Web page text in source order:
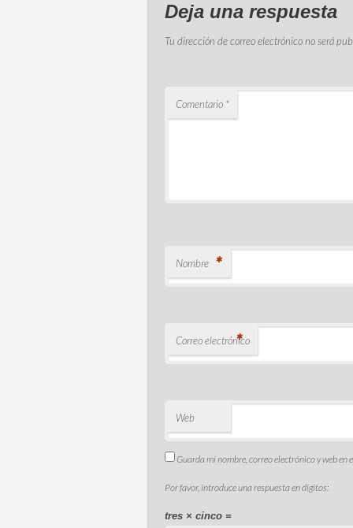
Deja una respuesta
Tu dirección de correo electrónico no será
Comentario *
Nombre *
Correo electrónico
*
Web
Guarda mi nombre, correo electrónico y web en
Por favor, introduce una respuesta en dígitos:
tres × cinco =